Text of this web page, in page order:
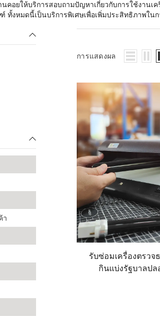
ลดการหยิบผิด เพิ่ม
ความเร็วในการจัดส่ง
เลือกระบบ WMS: ธุรกิจ
ควรเตรียมข้อมูลอะไรบ้าง
ระบบบาร์โค้ดใน
อุตสาหกรรมอิเล็กทรอนิกส์
ระบบบาร์โค้ดในธุรกิจขน
ส่งและโลจิสติกส์
ระบบบาร์โค้ดในธุรกิจ
ขายธุรกิจค้าปลีก
การพัฒนาบาร์โค้ดในงาน
อุตสาหกรรม
ระบบบาร์โค้ดใน
อุตสาหกรรมยานยนต์
ระบบบาร์โค้ดใน
อุตสาหกรรมเสื้อผ้า
นคอยให้บริการสอบถามปัญหาเกี่ยวกับการใช้งา
งหมดนี้เป็นบริการพิเศษเพื่อเพิ่มประสิทธิภาพใน
า
การแสดงผล
รับซ่อมเครื่องตรว
กินแบ่งรัฐบาลปล